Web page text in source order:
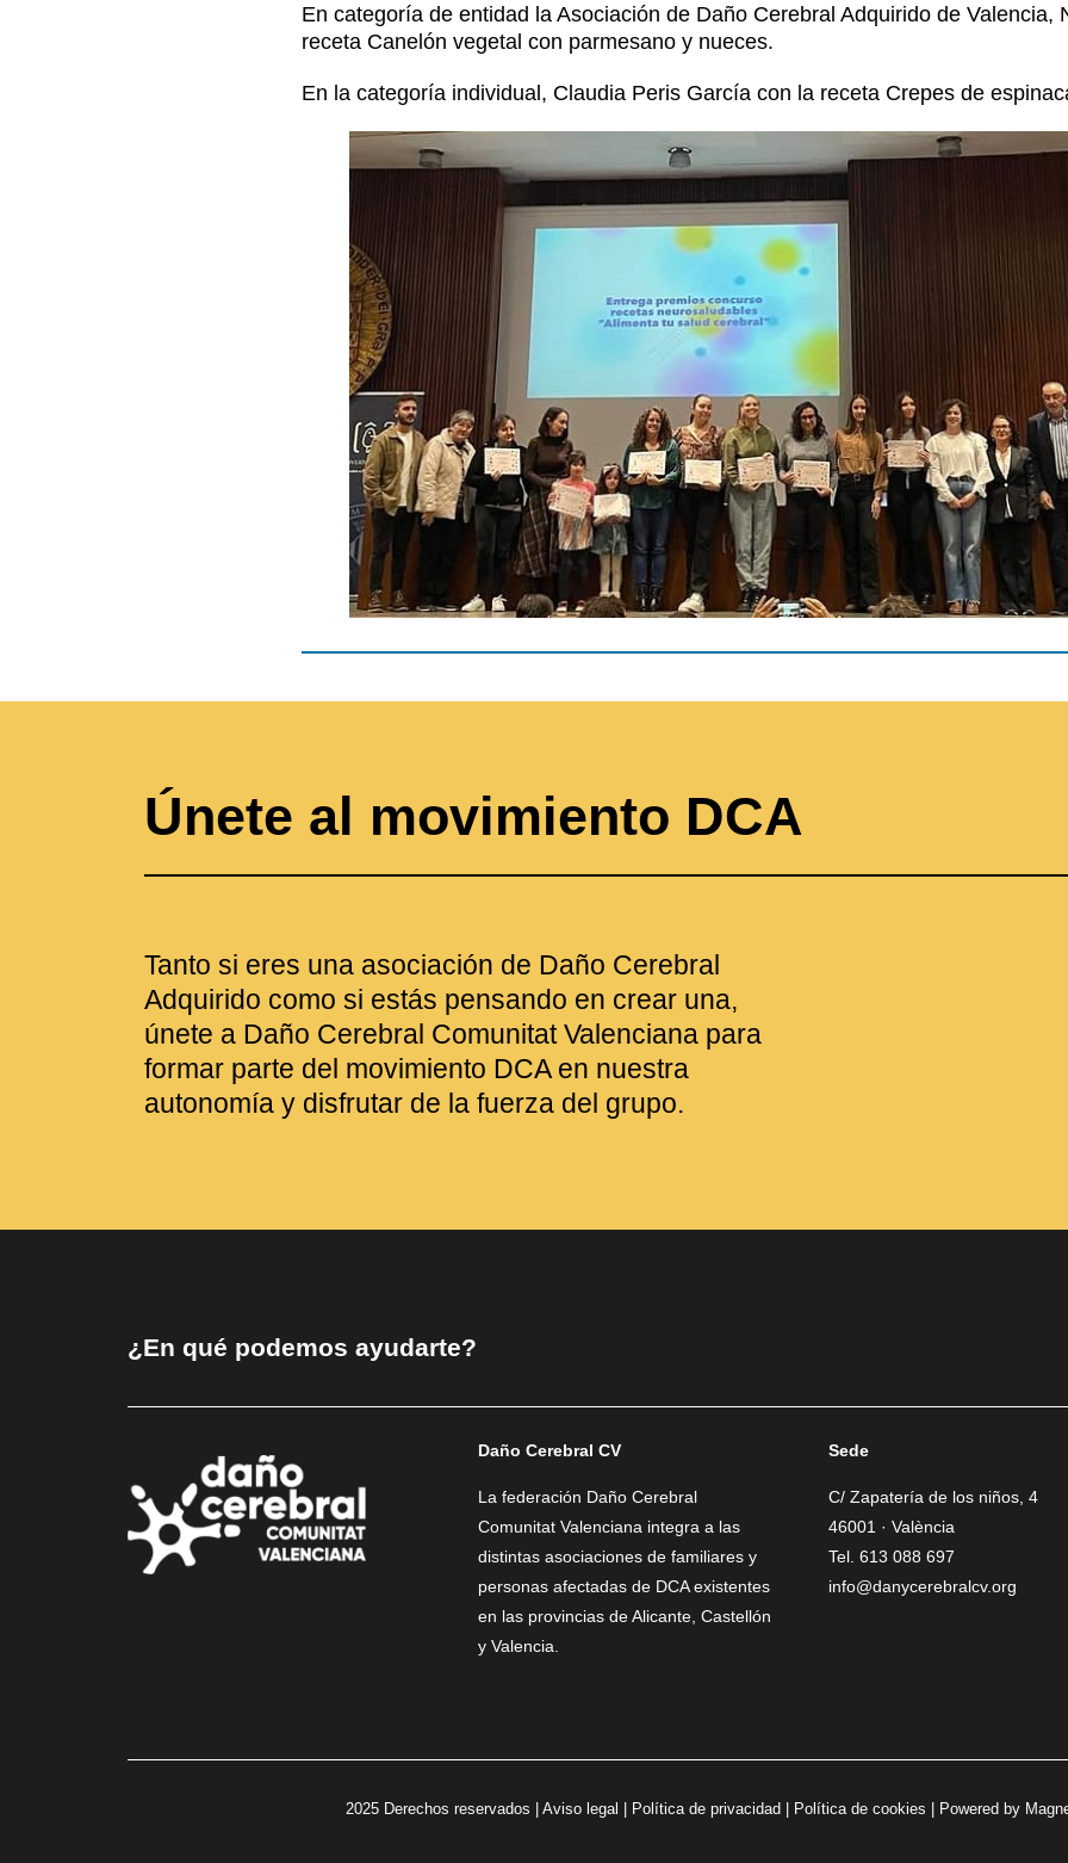
En categoría de entidad la Asociación de Daño Cerebral Adquirido de Valencia,
receta Canelón vegetal con parmesano y nueces.
En la categoría individual, Claudia Peris García con la receta Crepes de
Únete al movimiento DCA
Tanto si eres una asociación de Daño Cerebral
Adquirido como si estás pensando en crear una,
únete a Daño Cerebral Comunitat Valenciana para
formar parte del movimiento DCA en nuestra
autonomía y disfrutar de la fuerza del grupo.
¿En qué podemos ayudarte?
Daño Cerebral CV
La federación Daño Cerebral
Comunitat Valenciana integra a las
distintas asociaciones de familiares y
personas afectadas de DCA existentes
en las provincias de Alicante, Castellón
y Valencia.
Sede
C/ Zapatería de los niños, 4
46001 · València
Tel. 613 088 697
info@danycerebralcv.org
2025 Derechos reservados | Aviso legal Política de privacidad Política de cookies | Powered by